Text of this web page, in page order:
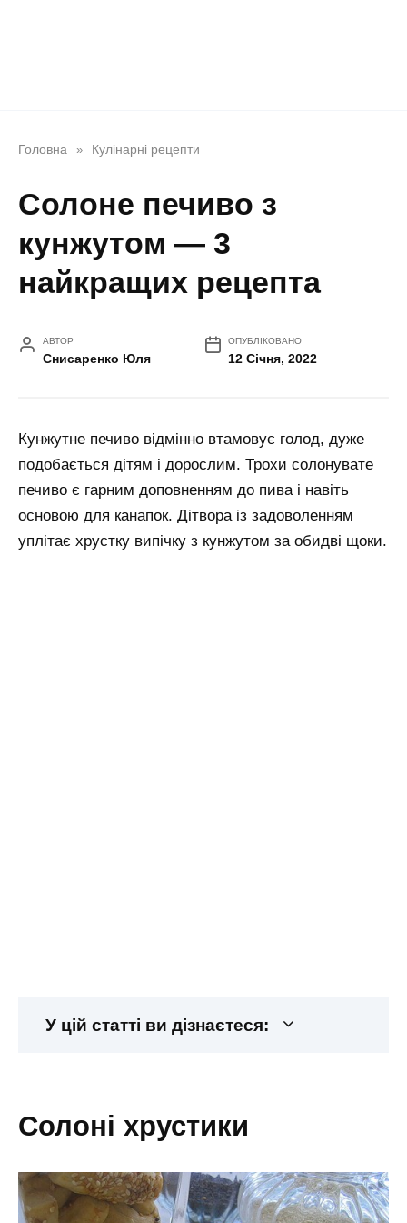
Головна » Кулінарні рецепти
Солоне печиво з
кунжутом — 3
найкращих рецепта
АВТОР
Снисаренко Юля
ОПУБЛІКОВАНО
12 Січня, 2022
Кунжутне печиво відмінно втамовує голод, дуже
подобається дітям і дорослим. Трохи солонувате
печиво є гарним доповненням до пива і навіть
основою для канапок. Дітвора із задоволенням
уплітає хрустку випічку з кунжутом за обидві щоки.
У цій статті ви дізнаєтеся:
солоні хрустики